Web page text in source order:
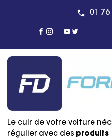
01 76
Le cuir de votre voiture
régulier avec des produits